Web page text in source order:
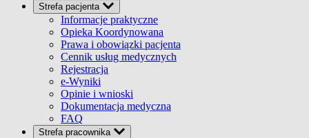
Strefa pacjenta
Informacje praktyczne
Opieka Koordynowana
Prawa i obowiązki pacjenta
Cennik usług medycznych
Rejestracja
e-Wyniki
Opinie i wnioski
Dokumentacja medyczna
FAQ
Strefa pracownika